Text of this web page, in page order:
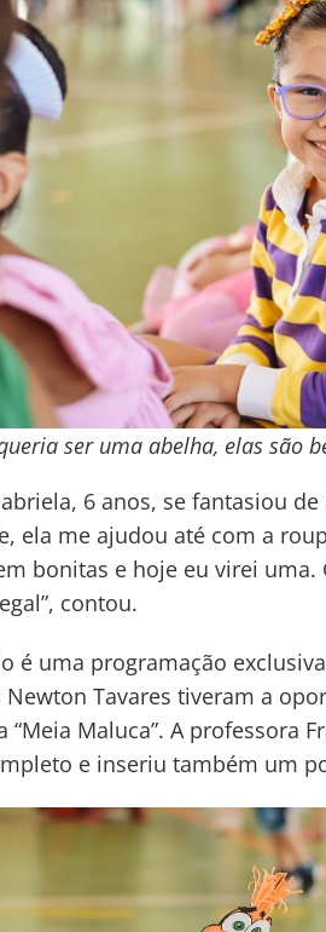
ser uma abelha, elas são
6 anos, se fantasiou
ela me ajudou até com a
bonitas e hoje eu virei
contou.
é uma programação
Newton Tavares tiveram a
Maluca”. A professora
e inseriu também um